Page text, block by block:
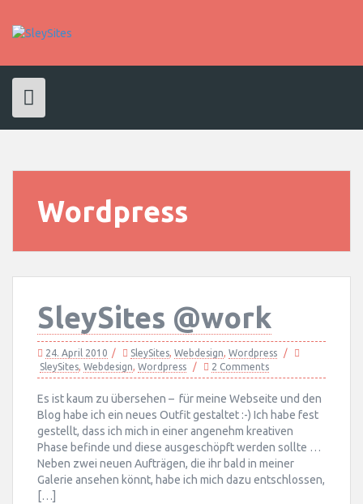
content
Wordpress
SleySites @work
24. April 2010 SleySites, Webdesign, Wordpress
SleySites, Webdesign, Wordpress 2 Comments
Es ist kaum zu übersehen – für meine Webseite und den
Blog habe ich ein neues Outfit gestaltet :-) Ich habe fest
gestellt, dass ich mich in einer angenehm kreativen
Phase befinde und diese ausgeschöpft werden sollte …
Neben zwei neuen Aufträgen, die ihr bald in meiner
Galerie ansehen könnt, habe ich mich dazu entschlossen,
[…]